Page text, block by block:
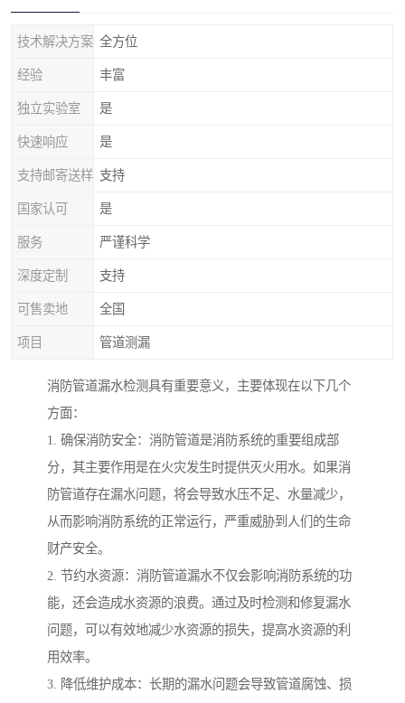
技术解决方案 全方位
经验 丰富
独立实验室 是
快速响应 是
支持邮寄送样 支持
国家认可 是
服务 严谨科学
深度定制 支持
可售卖地 全国
项目 管道测漏
消防管道漏水检测具有重要意义，主要体现在以下几个
方面：
1. 确保消防安全：消防管道是消防系统的重要组成部
分，其主要作用是在火灾发生时提供灭火用水。如果消
防管道存在漏水问题，将会导致水压不足、水量减少，
从而影响消防系统的正常运行，严重威胁到人们的生命
财产安全。
2. 节约水资源：消防管道漏水不仅会影响消防系统的功
能，还会造成水资源的浪费。通过及时检测和修复漏水
问题，可以有效地减少水资源的损失，提高水资源的利
用效率。
3. 降低维护成本：长期的漏水问题会导致管道腐蚀、损